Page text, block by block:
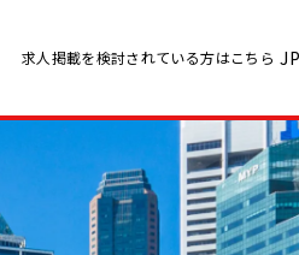
求人掲載を検討されている方はこちら